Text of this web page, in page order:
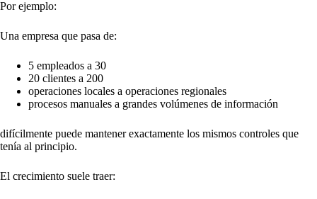
Por ejemplo:
Una empresa que pasa de:
5 empleados a 30
20 clientes a 200
operaciones locales a operaciones regionales
procesos manuales a grandes volúmenes de información
difícilmente puede mantener exactamente los mismos controles que
tenía al principio.
El crecimiento suele traer: